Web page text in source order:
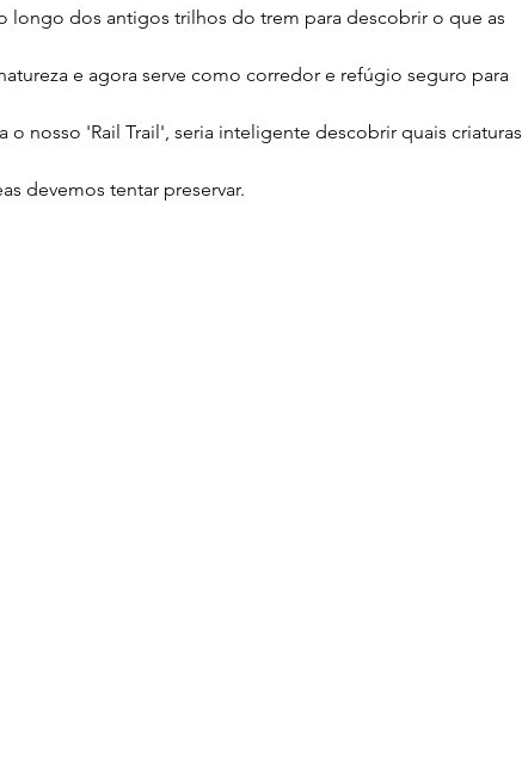
longo dos antigos trilhos do trem para descobrir o que as
e agora serve como corredor e refúgio seguro para
nosso 'Rail Trail', seria inteligente descobrir quais criaturas
devemos tentar preservar.